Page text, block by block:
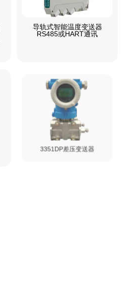
导轨式智能温度变送器
RS485或HART通讯
3351DP差压变送器